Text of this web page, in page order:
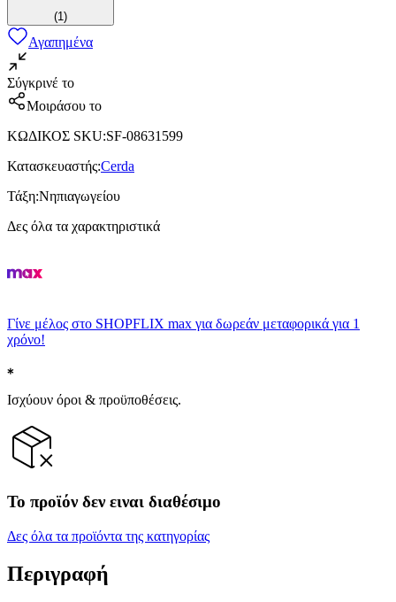
(1)
Αγαπημένα
Σύγκρινέ το
Μοιράσου το
ΚΩΔΙΚΟΣ SKU:SF-08631599
Κατασκευαστής:Cerda
Τάξη:Νηπιαγωγείου
Δες όλα τα χαρακτηριστικά
Γίνε μέλος στο SHOPFLIX max για δωρεάν μεταφορικά για 1
χρόνο!
Ισχύουν όροι & προϋποθέσεις.
Το προϊόν δεν ειναι διαθέσιμο
Δες όλα τα προϊόντα της κατηγορίας
Περιγραφή